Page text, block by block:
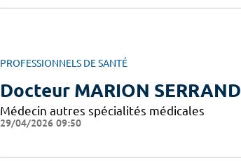
PROFESSIONNELS DE SANTÉ
Docteur MARION SERRAND
Médecin autres spécialités médicales
29/04/2026 09:50